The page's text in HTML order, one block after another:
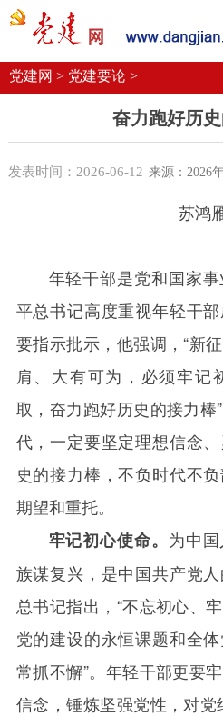
党建要闻
机关党建
校园党建
党建网 > 党建要论 >
奋力跑好历
发表时间：2026-06-12 来源：2026
苏鸿
年轻干部是党和国家
平总书记高度重视年轻干
要指示批示，他强调，“新
肩、大有可为，必须牢记
取，奋力跑好历史的接力
代，一定要坚定理想信念
史的接力棒，不负时代不
期望和重托。
牢记初心使命。 为中
族谋复兴，是中国共产党
总书记指出，“不忘初心、
党的建设的永恒课题和全
常抓不懈”。年轻干部更要
信念，锤炼坚强党性，对党